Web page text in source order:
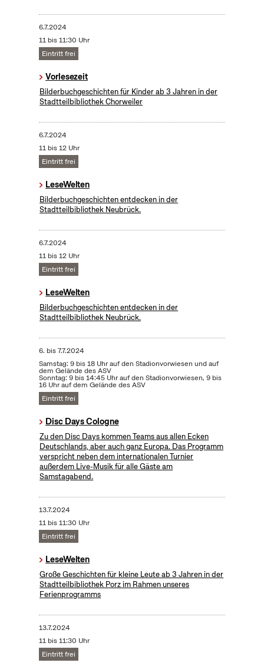
6.7.2024
11 bis 11:30 Uhr
Eintritt frei
Vorlesezeit
Bilderbuchgeschichten für Kinder ab 3 Jahren in der
Stadtteilbibliothek Chorweiler
6.7.2024
11 bis 12 Uhr
Eintritt frei
LeseWelten
Bilderbuchgeschichten entdecken in der
Stadtteilbibliothek Neubrück.
6.7.2024
11 bis 12 Uhr
Eintritt frei
LeseWelten
Bilderbuchgeschichten entdecken in der
Stadtteilbibliothek Neubrück.
6. bis7.7.2024
Samstag: 9 bis 18 Uhr auf den Stadionvorwiesen und auf
dem Gelände des ASV
Sonntag: 9 bis 14:45 Uhr auf den Stadionvorwiesen, 9 bis
16 Uhr auf dem Gelände des ASV
Eintritt frei
Disc Days Cologne
Zu den Disc Days kommen Teams aus allen Ecken
Deutschlands, aber auch ganz Europa. Das Programm
verspricht neben dem internationalen Turnier
außerdem Live-Musik für alle Gäste am
Samstagabend.
13.7.2024
11 bis 11:30 Uhr
Eintritt frei
LeseWelten
Große Geschichten für kleine Leute ab 3 Jahren in der
Stadtteilbibliothek Porz im Rahmen unseres
Ferienprogramms
13.7.2024
11 bis 11:30 Uhr
Eintritt frei